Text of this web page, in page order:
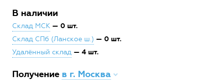
В наличии
Склад МСК — 0 шт.
Склад СПб (Ланское ш.) — 0 шт.
Удалённый склад — 4 шт.
Получение в г. Москва